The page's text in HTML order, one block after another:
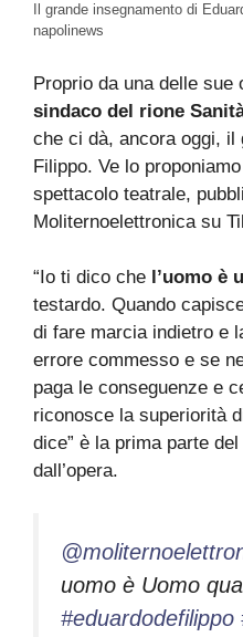
Il grande insegnamento di
napolinews
Proprio da una delle sue
sindaco del rione
che ci dà, ancora oggi, il
Filippo. Ve lo
spettacolo teatrale,
Moliternoelettronica su
“Io ti dico che l’uomo è
testardo. Quando
di fare marcia indietro e
errore commesso e se
paga le conseguenze e
riconosce la superiorità
dice” è la prima parte
dall’opera.
uomo è Uomo
#eduardodefilippo